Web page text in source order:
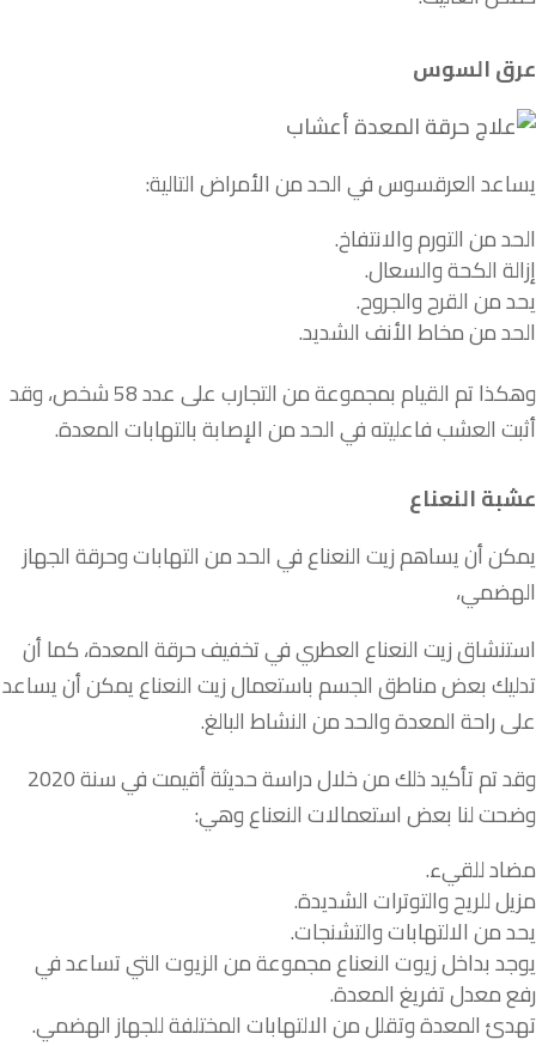
عرق السوس
يساعد العرقسوس في الحد من الأمراض التالية:
الحد من التورم والانتفاخ.
إزالة الكحة والسعال.
يحد من القرح والجروح.
الحد من مخاط الأنف الشديد.
وهكذا تم القيام بمجموعة من التجارب على عدد 58 شخص، وقد
أثبت العشب فاعليته في الحد من الإصابة بالتهابات المعدة.
عشبة النعناع
يمكن أن يساهم زيت النعناع في الحد من التهابات وحرقة الجهاز
الهضمي،
استنشاق زيت النعناع العطري في تخفيف حرقة المعدة، كما أن
تدليك بعض مناطق الجسم باستعمال زيت النعناع يمكن أن يساعد
على راحة المعدة والحد من النشاط البالغ.
وقد تم تأكيد ذلك من خلال دراسة حديثة أقيمت في سنة 2020
وضحت لنا بعض استعمالات النعناع وهي:
مضاد للقيء.
مزيل للريح والتوترات الشديدة.
يحد من الالتهابات والتشنجات.
يوجد بداخل زيوت النعناع مجموعة من الزيوت التي تساعد في
رفع معدل تفريغ المعدة.
تهدئ المعدة وتقلل من الالتهابات المختلفة للجهاز الهضمي.